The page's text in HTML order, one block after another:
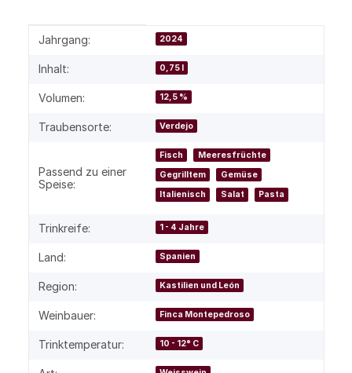
Produkteigenschaft
Wert
Jahrgang: 2024
Inhalt: 0,75 l
Volumen: 12,5 %
Traubensorte: Verdejo
Passend zu einer
Speise:
Fisch
Meeresfrüchte
Gegrilltem
Gemüse
Italienisch
Salat Pasta
Trinkreife: 1 - 4 Jahre
Land: Spanien
Region: Kastilien und León
Weinbauer: Finca Montepedroso
Trinktemperatur: 10 - 12° C